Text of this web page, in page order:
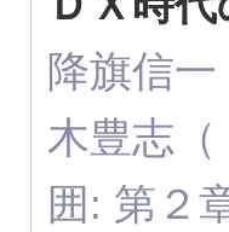
降旗信
木豊志
囲: 第２